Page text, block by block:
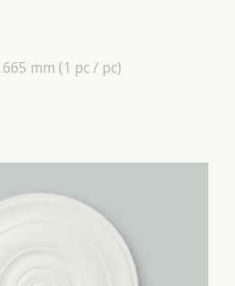
665 mm (1 pc / pc)